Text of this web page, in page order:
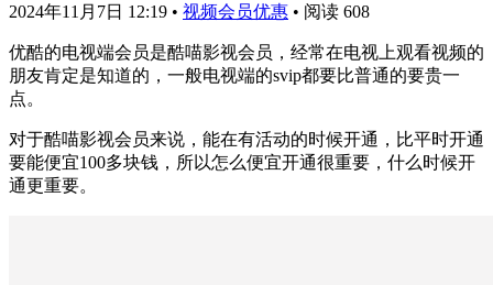
2024年11月7日 12:19 • 视频会员优惠 • 阅读 608
优酷的电视端会员是酷喵影视会员，经常在电视上观看视频的
朋友肯定是知道的，一般电视端的svip都要比普通的要贵一
点。
对于酷喵影视会员来说，能在有活动的时候开通，比平时开通
要能便宜100多块钱，所以怎么便宜开通很重要，什么时候开
通更重要。